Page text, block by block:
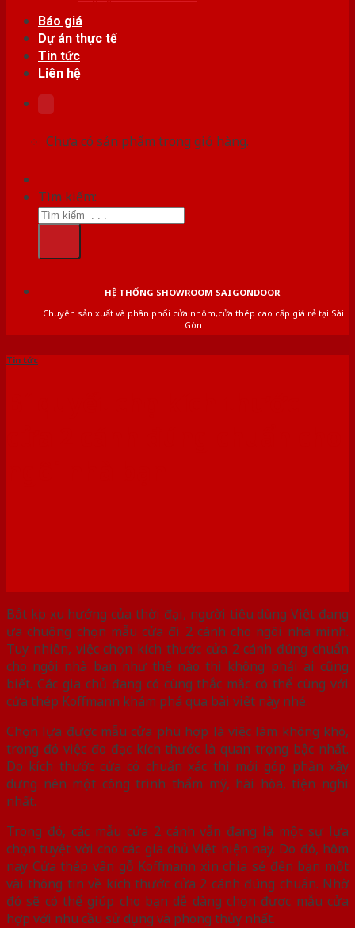
Báo giá
Dự án thực tế
Tin tức
Liên hệ
Chưa có sản phẩm trong giỏ hàng.
Tìm kiếm:
HỆ THỐNG SHOWROOM SAIGONDOOR
Chuyên sản xuất và phân phối cửa nhôm,cửa thép cao cấp giá rẻ tại Sài
Gòn
Tin tức
Bắt kịp xu hướng của thời đại, người tiêu dùng Việt đang
ưa chuộng chọn mẫu cửa đi 2 cánh cho ngôi nhà mình.
Tuy nhiên, việc chọn kích thước cửa 2 cánh đúng chuẩn
cho ngôi nhà bạn như thế nào thì không phải ai cũng
biết. Các gia chủ đang có cùng thắc mắc có thể cùng với
cửa thép Koffmann khám phá qua bài viết này nhé.
Chọn lựa được mẫu cửa phù hợp là việc làm không khó,
trong đó việc đo đạc kích thước là quan trọng bậc nhất.
Do kích thước cửa có chuẩn xác thì mới góp phần xây
dựng nên một công trình thẩm mỹ, hài hòa, tiện nghi
nhất.
Trong đó, các mẫu cửa 2 cánh vẫn đang là một sự lựa
chọn tuyệt vời cho các gia chủ Việt hiện nay. Do đó, hôm
nay Cửa thép vân gỗ Koffmann xin chia sẻ đến bạn một
vài thông tin về kích thước cửa 2 cánh đúng chuẩn. Nhờ
đó sẽ có thể giúp cho bạn dễ dàng chọn được mẫu cửa
hợp với nhu cầu sử dụng và phong thủy nhất.